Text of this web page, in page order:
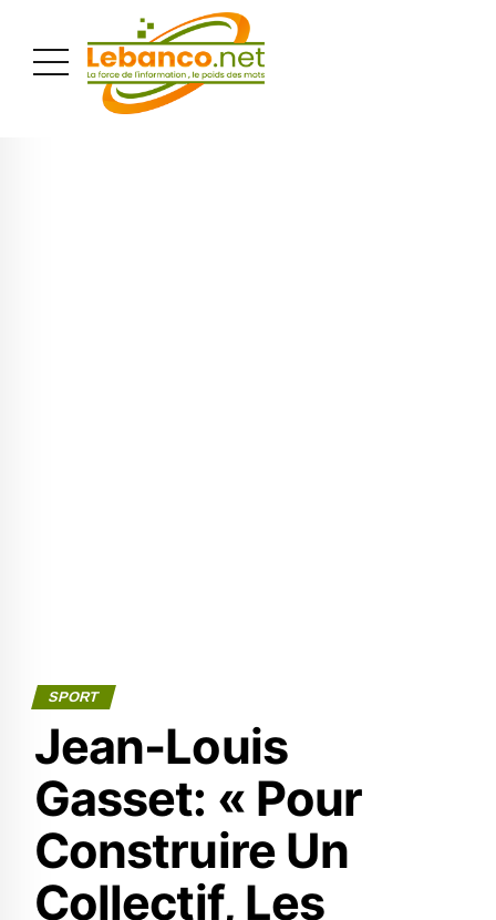
SPORT
Jean-Louis
Gasset: « Pour
Construire Un
Collectif, Les